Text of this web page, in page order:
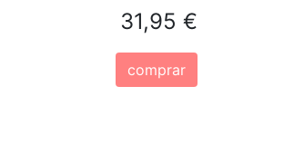
31,95 €
comprar